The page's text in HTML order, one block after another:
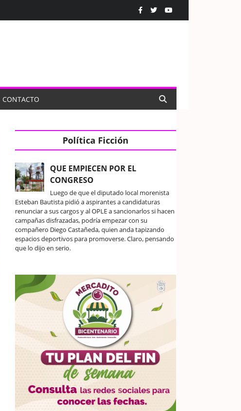
CONTACTO
Política Ficción
QUE EMPIECEN POR EL
CONGRESO
Luego de que el diputado local morenista
Esteban Bautista pidió a aspirantes a candidaturas
renunciar a sus cargos y al OPLE a sancionarlos si hacen
campañas disfrazadas, podría empezar con su
compañero Diego Castañeda, quien anda tapizando
espacios deportivos para promoverse. Claro, pensando
que lo dijo en serio.